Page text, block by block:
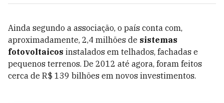
Ainda segundo a associação, o país conta com,
aproximadamente, 2,4 milhões de sistemas
fotovoltaicos instalados em telhados, fachadas e
pequenos terrenos. De 2012 até agora, foram feitos
cerca de R$ 139 bilhões em novos investimentos.